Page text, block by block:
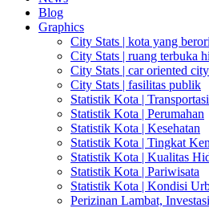
Blog
Graphics
City Stats | kota yang
City Stats | ruang terbuka
City Stats | car oriented city
City Stats | fasilitas publik
Statistik Kota | Transportasi
Statistik Kota | Perumahan
Statistik Kota | Kesehatan
Statistik Kota | Tingkat
Statistik Kota | Kualitas
Statistik Kota | Pariwisata
Statistik Kota | Kondisi
Perizinan Lambat,